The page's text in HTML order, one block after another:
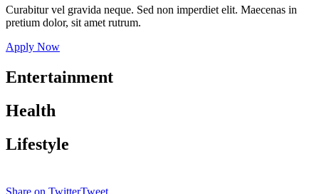
Curabitur vel gravida neque. Sed non imperdiet elit. Maecenas in
pretium dolor, sit amet rutrum.
Apply Now
Entertainment
Health
Lifestyle
Share on TwitterTweet